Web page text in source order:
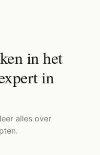
in het
in
alles over